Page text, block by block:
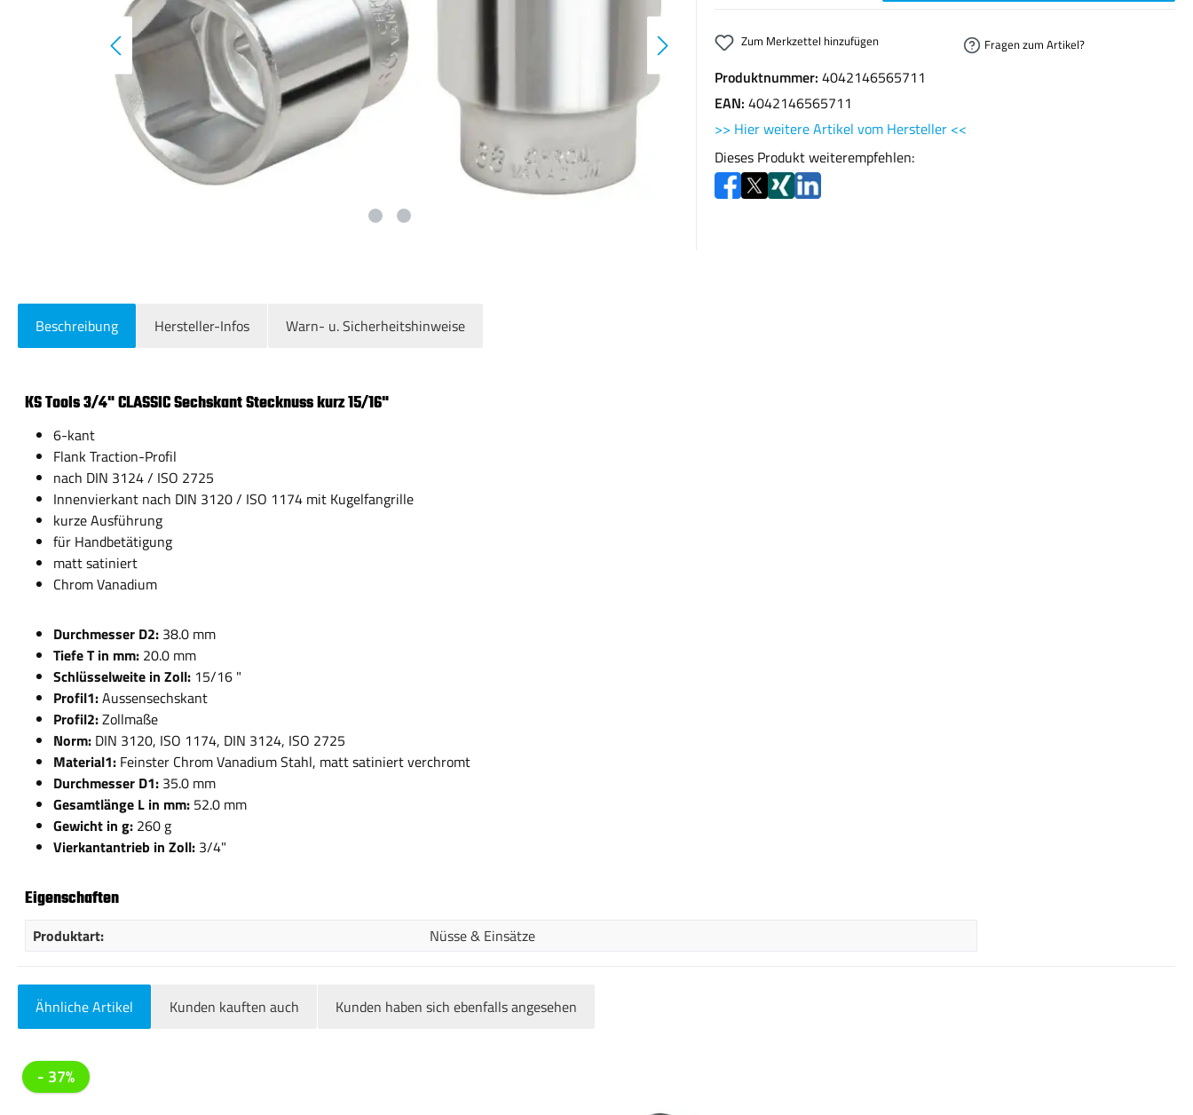
Zum Merkzettel hinzufügen Fragen zum Artikel?
Produktnummer: 4042146565711
EAN: 4042146565711
>> Hier weitere Artikel vom Hersteller <<
Dieses Produkt weiterempfehlen:
Beschreibung Hersteller-Infos Warn- u. Sicherheitshinweise
KS Tools 3/4" CLASSIC Sechskant Stecknuss kurz 15/16"
6-kant
Flank Traction-Profil
nach DIN 3124 / ISO 2725
Innenvierkant nach DIN 3120 / ISO 1174 mit Kugelfangrille
kurze Ausführung
für Handbetätigung
matt satiniert
Chrom Vanadium
Durchmesser D2: 38.0 mm
Tiefe T in mm: 20.0 mm
Schlüsselweite in Zoll: 15/16 "
Profil1:Aussensechskant
Profil2:Zollmaße
Norm: DIN 3120, ISO 1174, DIN 3124, ISO 2725
Material1: Feinster Chrom Vanadium Stahl, matt satiniert verchromt
Durchmesser D1: 35.0 mm
Gesamtlänge L in mm: 52.0 mm
Gewicht in g: 260 g
Vierkantantrieb in Zoll: 3/4"
Eigenschaften
Produktart: Nüsse & Einsätze
Ähnliche Artikel Kunden kauften auch Kunden haben sich ebenfalls angesehen
Produktgalerie überspringen
- 37%